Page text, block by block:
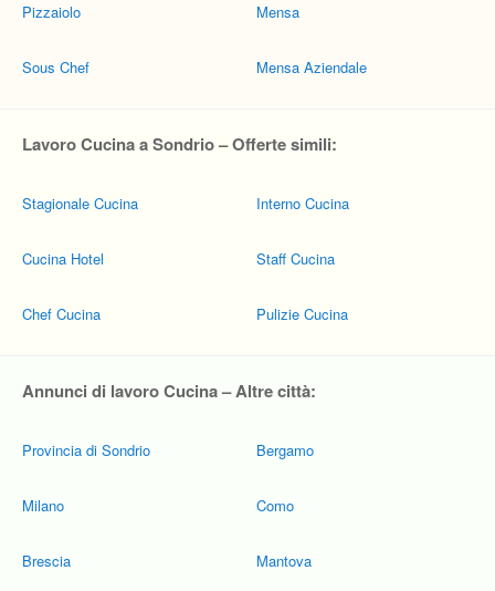
Pizzaiolo
Sous Chef
Mensa
Mensa Aziendale
Lavoro Cucina a Sondrio – Offerte simili:
Stagionale Cucina
Cucina Hotel
Chef Cucina
Interno Cucina
Staff Cucina
Pulizie Cucina
Annunci di lavoro Cucina – Altre città:
Provincia di Sondrio
Milano
Brescia
Bergamo
Como
Mantova